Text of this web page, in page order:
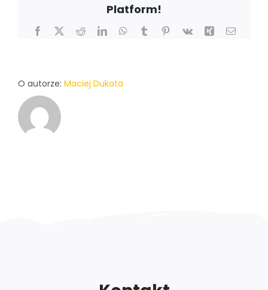
ZALOGUJ SIĘ
Platform!
Facebook
X RedditLinkedInWhatsApp
TumblrPinterest
Vk Xing Email
O autorze: Maciej Dukata